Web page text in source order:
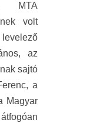
MTA
volt
az
sajtó
a
Magyar